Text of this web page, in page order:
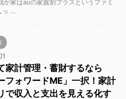
が家はauの家族割プラスというファミ
っ ...
家計管理・蓄財するなら
フォワードME」一択！家計
で収入と支出を見える化す